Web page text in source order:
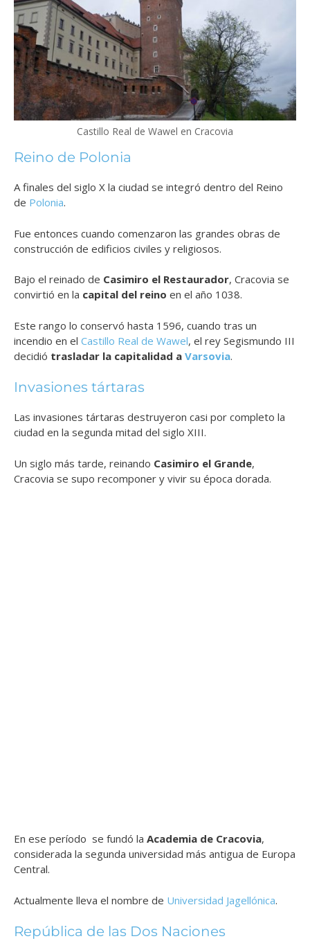
Castillo Real de Wawel en Cracovia
Reino de Polonia
A finales del siglo X la ciudad se integró dentro del Reino
de Polonia.
Fue entonces cuando comenzaron las grandes obras de
construcción de edificios civiles y religiosos.
Bajo el reinado de Casimiro el Restaurador, Cracovia se
convirtió en la capital del reino en el año 1038.
Este rango lo conservó hasta 1596, cuando tras un
incendio en el Castillo Real de Wawel, el rey Segismundo III
decidió trasladar la capitalidad a Varsovia.
Invasiones tártaras
Las invasiones tártaras destruyeron casi por completo la
ciudad en la segunda mitad del siglo XIII.
Un siglo más tarde, reinando Casimiro el Grande,
Cracovia se supo recomponer y vivir su época dorada.
En ese período se fundó la Academia de Cracovia,
considerada la segunda universidad más antigua de Europa
Central.
Actualmente lleva el nombre de Universidad Jagellónica.
República de las Dos Naciones